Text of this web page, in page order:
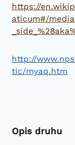
https://
aticum#/
http://
tic/myaq.htm
Opis druhu